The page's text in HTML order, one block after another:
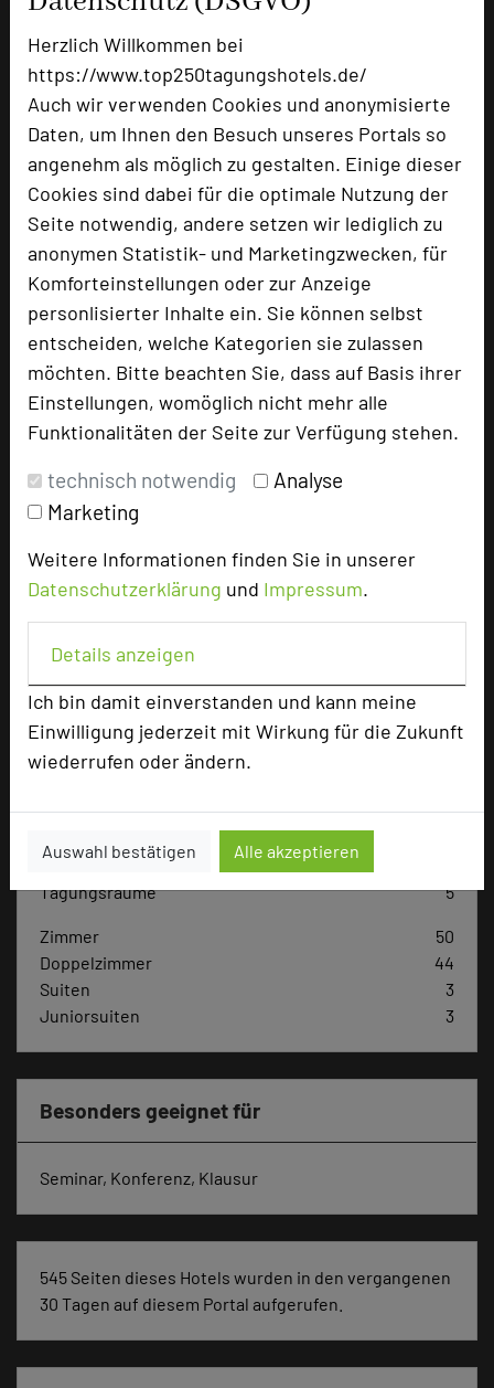
Herzlich Willkommen bei
https://www.top250tagungshotels.de/
Auch wir verwenden Cookies und anonymisierte
Daten, um Ihnen den Besuch unseres Portals so
angenehm als möglich zu gestalten. Einige dieser
Cookies sind dabei für die optimale Nutzung der
Seite notwendig, andere setzen wir lediglich zu
anonymen Statistik- und Marketingzwecken, für
Komforteinstellungen oder zur Anzeige
personlisierter Inhalte ein. Sie können selbst
entscheiden, welche Kategorien sie zulassen
möchten. Bitte beachten Sie, dass auf Basis ihrer
Einstellungen, womöglich nicht mehr alle
Funktionalitäten der Seite zur Verfügung stehen.
technisch notwendig
Analyse
Marketing
Weitere Informationen finden Sie in unserer
Datenschutzerklärung und Impressum.
Details anzeigen
Ich bin damit einverstanden und kann meine
Einwilligung jederzeit mit Wirkung für die Zukunft
wiederrufen oder ändern.
Auswahl bestätigen Alle akzeptieren
Ringhotel Sellhorn
Winsener Straße 23
21271 Hanstedt
phone +49 4184 8010
mail Email
language Homepage
zur Tagungsanfrage hinzufügen
Bewertung
Tagungsleiter
U-Form
60
Reihenbestuhlung
Tagungsräume
5
Zimmer
50
Doppelzimmer
44
Suiten
3
Juniorsuiten
3
Besonders geeignet für
Seminar, Konferenz, Klausur
545 Seiten dieses Hotels wurden in den vergangenen
30 Tagen auf diesem Portal aufgerufen.